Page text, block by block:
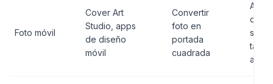
Foto móvil
Cover Art
Studio, apps
de diseño
móvil
Convertir
foto en
portada
cuadrada
App